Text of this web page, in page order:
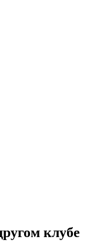
клубе